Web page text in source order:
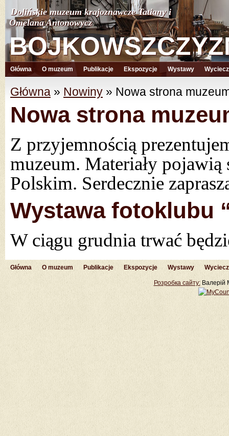
Dolińskie muzeum krajoznawcze Tatiany i
Omelana Antonowycz
Dolińskie muzeum krajoznawcze Tatiany i
Omelana Antonowycz
Główna O muzeum Publikacje Ekspozycje Wystawy
Główna » Nowiny » Nowa strona
Nowa strona
Z przyjemnością
muzeum. Materiały
Polskim. Serdecznie
Wystawa fotoklubu
W ciągu grudnia trwać
Główna O muzeum Publikacje Ekspozycje Wystawy
Розробка cайту:Валерій